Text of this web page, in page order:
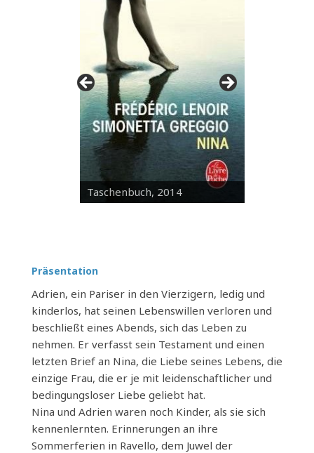
Taschenbuch, 2014
Präsentation
Adrien, ein Pariser in den Vierzigern, ledig und
kinderlos, hat seinen Lebenswillen verloren und
beschließt eines Abends, sich das Leben zu
nehmen. Er verfasst sein Testament und einen
letzten Brief an Nina, die Liebe seines Lebens, die
einzige Frau, die er je mit leidenschaftlicher und
bedingungsloser Liebe geliebt hat.
Nina und Adrien waren noch Kinder, als sie sich
kennenlernten. Erinnerungen an ihre
Sommerferien in Ravello, dem Juwel der